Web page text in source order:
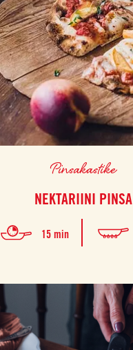
Pinsakastike
NEKTARIINI PINSA
15 min